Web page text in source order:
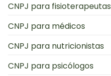
CNPJ para fisioterapeutas
CNPJ para médicos
CNPJ para nutricionistas
CNPJ para psicólogos